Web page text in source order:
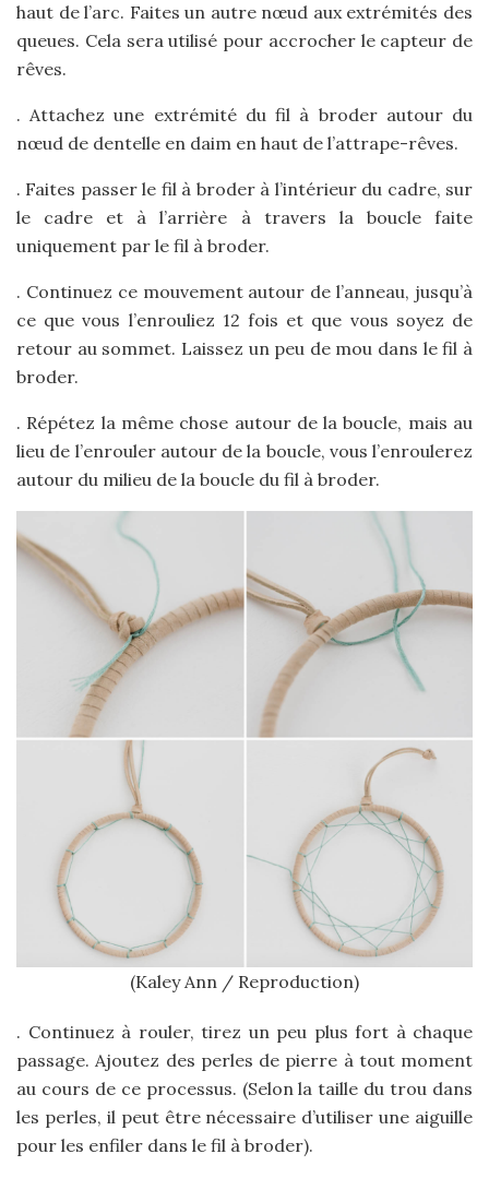
haut de l’arc. Faites un autre nœud aux extrémités des
queues. Cela sera utilisé pour accrocher le capteur de
rêves.
. Attachez une extrémité du fil à broder autour du
nœud de dentelle en daim en haut de l’attrape-rêves.
. Faites passer le fil à broder à l’intérieur du cadre, sur
le cadre et à l’arrière à travers la boucle faite
uniquement par le fil à broder.
. Continuez ce mouvement autour de l’anneau, jusqu’à
ce que vous l’enrouliez 12 fois et que vous soyez de
retour au sommet. Laissez un peu de mou dans le fil à
broder.
. Répétez la même chose autour de la boucle, mais au
lieu de l’enrouler autour de la boucle, vous l’enroulerez
autour du milieu de la boucle du fil à broder.
(Kaley Ann / Reproduction)
. Continuez à rouler, tirez un peu plus fort à chaque
passage. Ajoutez des perles de pierre à tout moment
au cours de ce processus. (Selon la taille du trou dans
les perles, il peut être nécessaire d’utiliser une aiguille
pour les enfiler dans le fil à broder).